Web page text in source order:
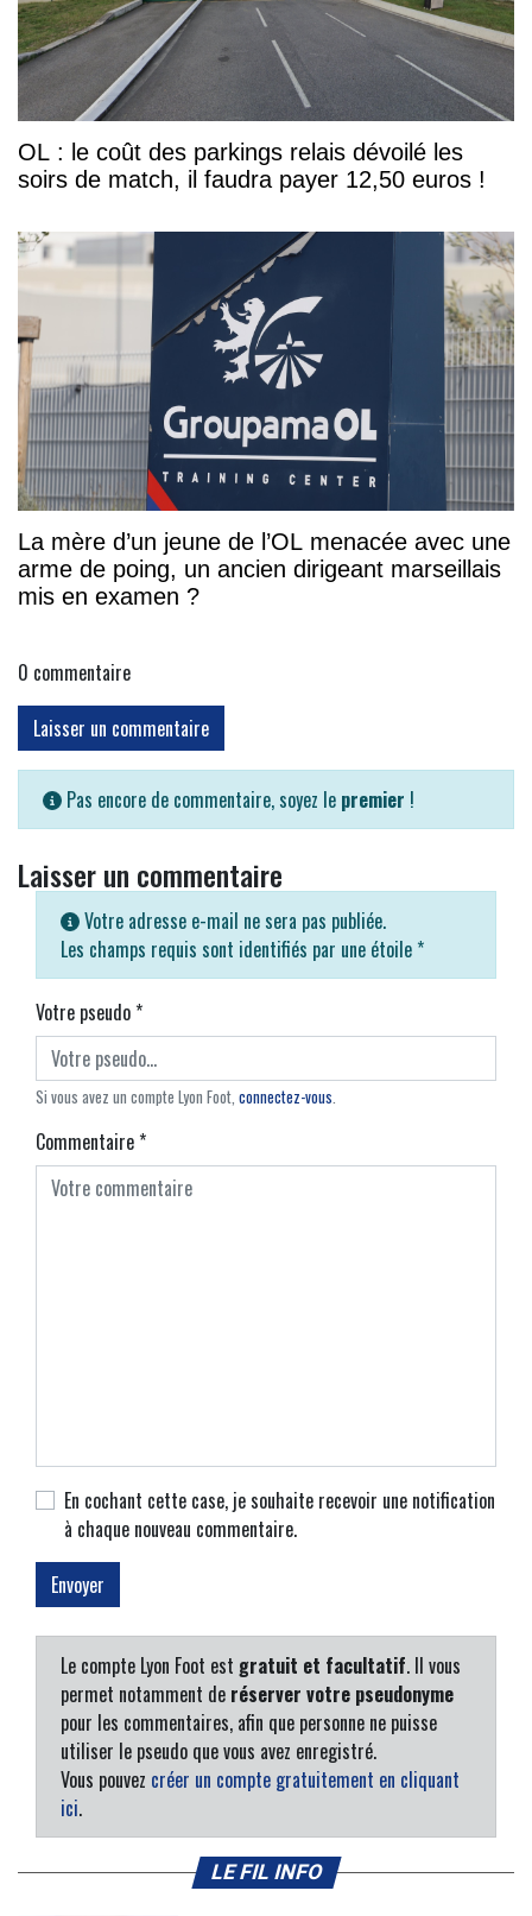
OL : le coût des parkings relais dévoilé les
soirs de match, il faudra payer 12,50 euros !
La mère d’un jeune de l’OL menacée avec une
arme de poing, un ancien dirigeant marseillais
mis en examen ?
0 commentaire
Laisser un commentaire
Pas encore de commentaire, soyez le premier !
Laisser un commentaire
Votre adresse e-mail ne sera pas publiée.
Les champs requis sont identifiés par une étoile *
Votre pseudo*
Si vous avez un compte Lyon Foot, connectez-vous.
Commentaire*
En cochant cette case, je souhaite recevoir une notification
à chaque nouveau commentaire.
Le compte Lyon Foot est gratuit et facultatif. Il vous
permet notamment de réserver votre pseudonyme
pour les commentaires, afin que personne ne puisse
utiliser le pseudo que vous avez enregistré.
Vous pouvez créer un compte gratuitement en cliquant
ici.
LE FIL INFO